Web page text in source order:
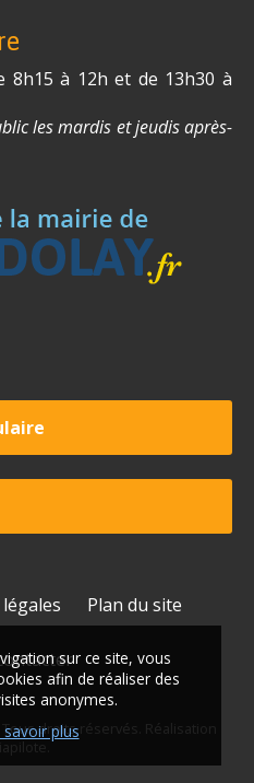
sur ce site, vous
afin de réaliser des
anonymes.
savoir plus
8h15 à 12h et de 13h30 à
les mardis et jeudis après-
Plan du site
droits réservés. Réalisation